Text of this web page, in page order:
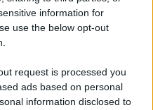
information for
use the below opt-out
request is processed you
ads based on personal
information disclosed to
04827280654 - Testata
– ISCRITTA ALL’ANSO
STAMPA ONLINE)